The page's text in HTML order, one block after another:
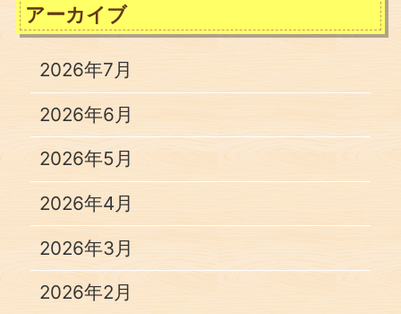
アーカイブ
2026年7月
2026年6月
2026年5月
2026年4月
2026年3月
2026年2月